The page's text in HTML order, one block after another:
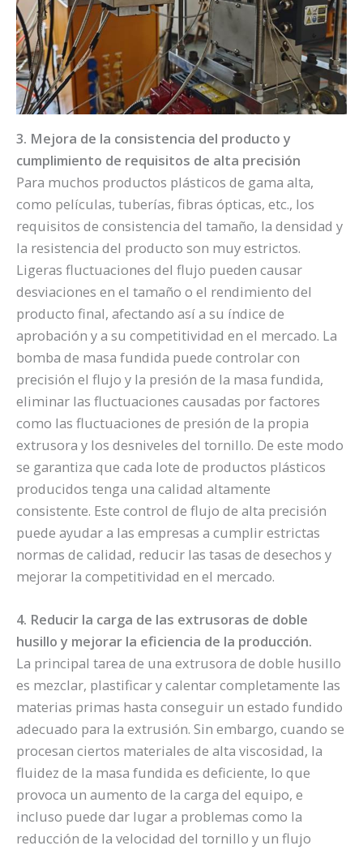
3. Mejora de la consistencia del producto y
cumplimiento de requisitos de alta precisión
Para muchos productos plásticos de gama alta,
como películas, tuberías, fibras ópticas, etc., los
requisitos de consistencia del tamaño, la densidad y
la resistencia del producto son muy estrictos.
Ligeras fluctuaciones del flujo pueden causar
desviaciones en el tamaño o el rendimiento del
producto final, afectando así a su índice de
aprobación y a su competitividad en el mercado. La
bomba de masa fundida puede controlar con
precisión el flujo y la presión de la masa fundida,
eliminar las fluctuaciones causadas por factores
como las fluctuaciones de presión de la propia
extrusora y los desniveles del tornillo. De este modo
se garantiza que cada lote de productos plásticos
producidos tenga una calidad altamente
consistente. Este control de flujo de alta precisión
puede ayudar a las empresas a cumplir estrictas
normas de calidad, reducir las tasas de desechos y
mejorar la competitividad en el mercado.
4. Reducir la carga de las extrusoras de doble
husillo y mejorar la eficiencia de la producción.
La principal tarea de una extrusora de doble husillo
es mezclar, plastificar y calentar completamente las
materias primas hasta conseguir un estado fundido
adecuado para la extrusión. Sin embargo, cuando se
procesan ciertos materiales de alta viscosidad, la
fluidez de la masa fundida es deficiente, lo que
provoca un aumento de la carga del equipo, e
incluso puede dar lugar a problemas como la
reducción de la velocidad del tornillo y un flujo